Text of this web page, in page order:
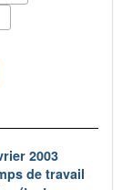
2003
de travail